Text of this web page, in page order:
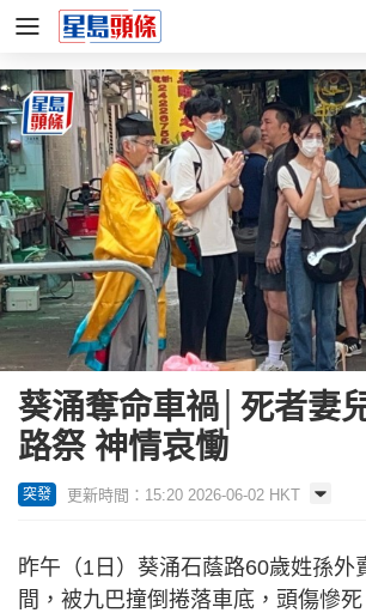
葵涌奪命車禍│死者妻
路祭 神情哀慟
突發 更新時間：15:20 2026-06-02 HKT
昨午（1日）葵涌石蔭路60歲姓孫外
間，被九巴撞倒捲落車底，頭傷慘